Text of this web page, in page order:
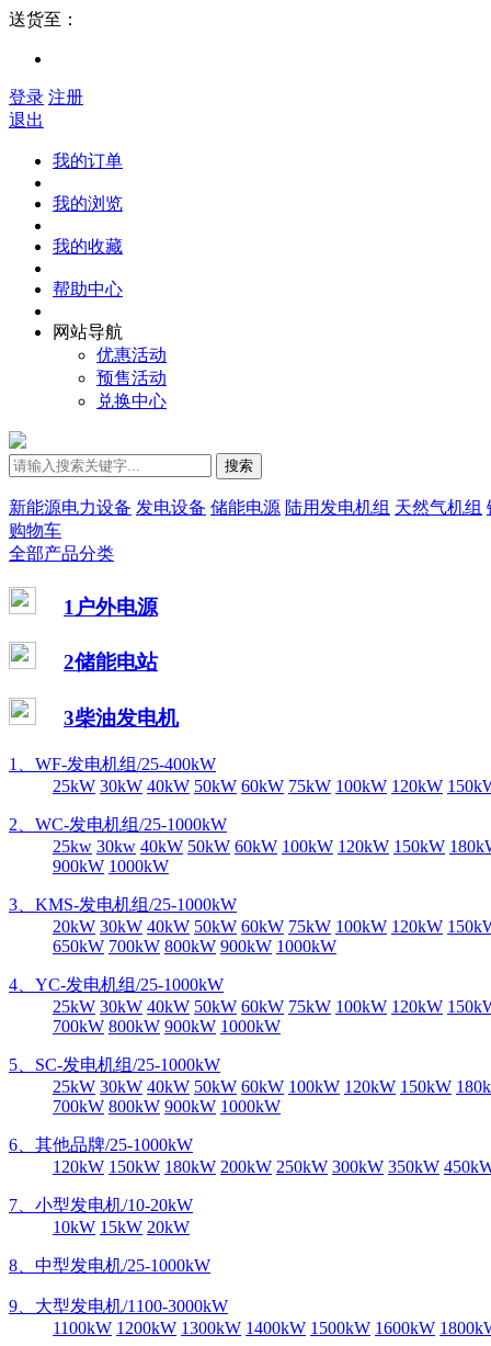
送货至：
登录 注册
退出
我的订单
我的浏览
我的收藏
帮助中心
网站导航
优惠活动
预售活动
兑换中心
搜索
新能源电力设备 发电设备 储能电源 陆用发电机组 天然气机组
购物车
全部产品分类
1户外电源
2储能电站
3柴油发电机
1、WF-发电机组/25-400kW
25kW 30kW 40kW 50kW 60kW 75kW 100kW 120kW
2、WC-发电机组/25-1000kW
25kw 30kw 40kW 50kW 60kW 100kW 120kW 150kW
900kW 1000kW
3、KMS-发电机组/25-1000kW
20kW 30kW 40kW 50kW 60kW 75kW 100kW 120kW
650kW 700kW 800kW 900kW 1000kW
4、YC-发电机组/25-1000kW
25kW 30kW 40kW 50kW 60kW 75kW 100kW 120kW
700kW 800kW 900kW 1000kW
5、SC-发电机组/25-1000kW
25kW 30kW 40kW 50kW 60kW 100kW 120kW 150kW
700kW 800kW 900kW 1000kW
6、其他品牌/25-1000kW
120kW 150kW 180kW 200kW 250kW 300kW 350kW
7、小型发电机/10-20kW
10kW 15kW 20kW
8、中型发电机/25-1000kW
9、大型发电机/1100-3000kW
1100kW 1200kW 1300kW 1400kW 1500kW 1600kW